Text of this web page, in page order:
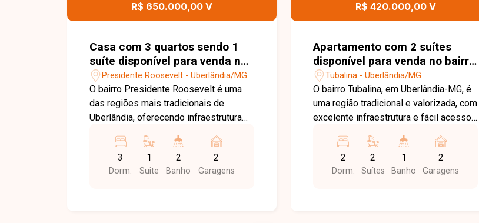
R$ 650.000,00 V
Casa com 3 quartos sendo 1
suíte disponível para venda no
bairro Presidente Roosevelt em
Uberlândia-MG
Presidente Roosevelt - Uberlândia/MG
O bairro Presidente Roosevelt é uma
das regiões mais tradicionais de
Uberlândia, oferecendo infraestrutura
fácil acesso às principais avenidas da
cidade, o bairro conta com
supermercados, escolas, farmácias,
3
Dorm.
1
Suite
2
Banho
2
Garagens
R$ 420.000,00 V
Apartamento com 2 suítes
disponível para venda no bairro
Tubalina em Uberlândia-MG
Tubalina - Uberlândia/MG
O bairro Tubalina, em Uberlândia-MG, é
uma região tradicional e valorizada, com
excelente infraestrutura e fácil acesso
supermercados, escolas, farmácias,
restaurantes e diversos comércios,
oferece praticidade, conforto e
2
Dorm.
2
Suítes
1
Banho
2
Garagens